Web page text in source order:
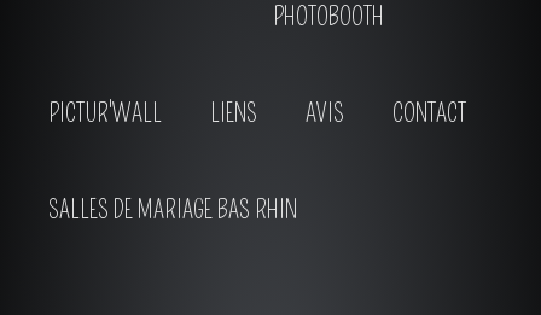
PHOTOBOOTH
PICTUR'WALL LIENS AVIS CONTACT
SALLES DE MARIAGE BAS RHIN